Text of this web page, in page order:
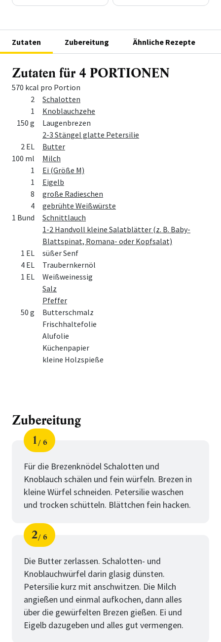
Zutaten Zubereitung Ähnliche Rezepte
Zutaten für 4 PORTIONEN
570 kcal pro Portion
Menge Zutat
2
Schalotten
1
Knoblauchzehe
150 g
Laugenbrezen
2-3 Stängel glatte Petersilie
2 EL
Butter
100 ml
Milch
1
Ei (Größe M)
1
Eigelb
8
große Radieschen
4
gebrühte Weißwürste
1 Bund
Schnittlauch
1-2 Handvoll kleine Salatblätter (z. B. Baby-
Blattspinat, Romana- oder Kopfsalat)
1 EL
süßer Senf
4 EL
Traubernkernöl
1 EL
Weißweinessig
Salz
Pfeffer
50 g
Butterschmalz
Frischhaltefolie
Alufolie
Küchenpapier
kleine Holzspieße
Zubereitung
Schritt
1
von
6
Für die Brezenknödel Schalotten und
Knoblauch schälen und fein würfeln. Brezen in
kleine Würfel schneiden. Petersilie waschen
und trocken schütteln. Blättchen fein hacken.
Schritt
2
von
6
Die Butter zerlassen. Schalotten- und
Knoblauchwürfel darin glasig dünsten.
Petersilie kurz mit anschwitzen. Die Milch
angießen und einmal aufkochen, dann alles
über die gewürfelten Brezen gießen. Ei und
Eigelb dazugeben und alles gut vermengen.